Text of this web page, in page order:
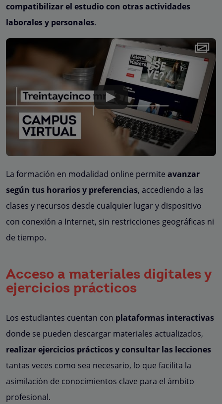
compatibilizar el estudio con otras actividades
laborales y personales.
La formación en modalidad online permite avanzar
según tus horarios y preferencias, accediendo a las
clases y recursos desde cualquier lugar y dispositivo
con conexión a Internet, sin restricciones geográficas ni
de tiempo.
Acceso a materiales digitales y
ejercicios prácticos
Los estudiantes cuentan con plataformas interactivas
donde se pueden descargar materiales actualizados,
realizar ejercicios prácticos y consultar las lecciones
tantas veces como sea necesario, lo que facilita la
asimilación de conocimientos clave para el ámbito
profesional.